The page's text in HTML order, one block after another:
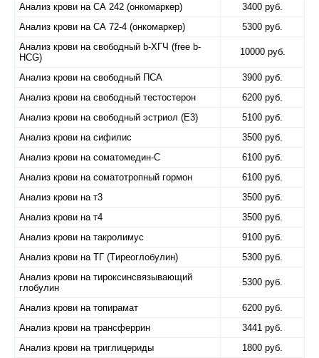
Анализ крови на СА 242 (онкомаркер)
3400 руб.
Анализ крови на СА 72-4 (онкомаркер)
5300 руб.
Анализ крови на свободный b-ХГЧ (free b-
HCG)
10000 руб.
Анализ крови на свободный ПСА
3900 руб.
Анализ крови на свободный тестостерон
6200 руб.
Анализ крови на свободный эстриол (Е3)
5100 руб.
Анализ крови на сифилис
3500 руб.
Анализ крови на соматомедин-С
6100 руб.
Анализ крови на соматотропный гормон
6100 руб.
Анализ крови на т3
3500 руб.
Анализ крови на т4
3500 руб.
Анализ крови на такролимус
9100 руб.
Анализ крови на ТГ (Tиреоглобулин)
5300 руб.
Анализ крови на тироксинсвязывающий
глобулин
5300 руб.
Анализ крови на топирамат
6200 руб.
Анализ крови на трансферрин
3441 руб.
Анализ крови на триглицериды
1800 руб.